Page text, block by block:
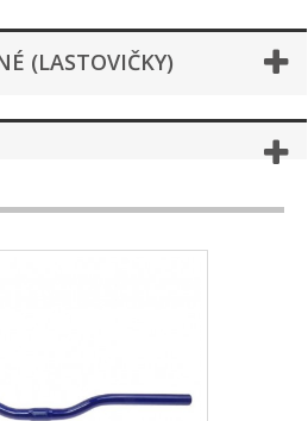
(LASTOVIČKY)